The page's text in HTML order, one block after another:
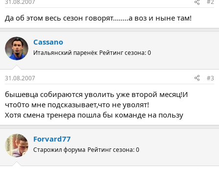
31.08.2007 #2
Да об этом весь сезон говорят........а воз и ныне там!
Cassano
Итальянский паренёк Рейтинг сезона: 0
31.08.2007 #3
бышевца собираются уволить уже второй месяц!И
что0то мне подсказывает,что не уволят!
Хотя смена тренера пошла бы команде на пользу
Forvard77
Старожил форума Рейтинг сезона: 0